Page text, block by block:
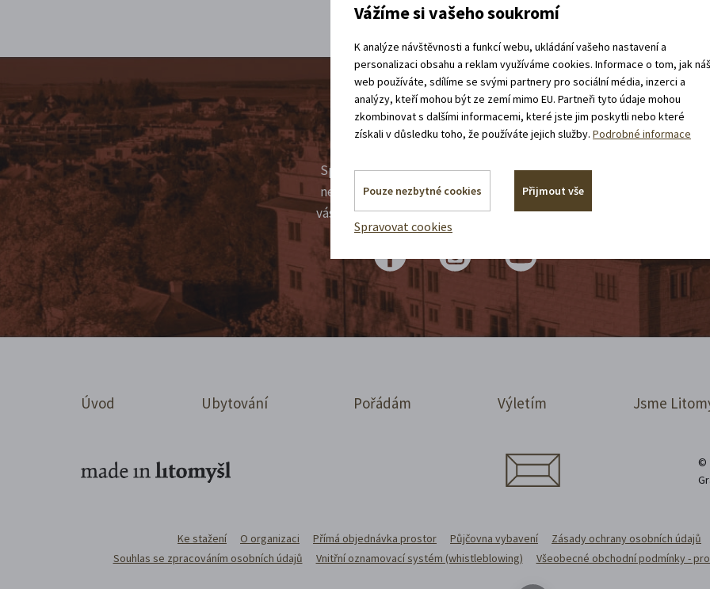
Sledujte nás na sítích!
Spravujeme sice historické památky, ale zprávy
nepíšeme brkem u svíček. To nejzajímavější pro
vás ťukáme do statusů a sdílíme online. Mrkněte!
Úvod Ubytování Pořádám Výletím Jsme
©
Ke stažení O organizaci Přímá objednávka prostor Půjčovna vybavení
Zásady ochrany osobních údajů
Souhlas se zpracováním osobních údajů
Vnitřní oznamovací systém (whistleblowing) Všeobecné obchodní podmínky -
Vážíme si vašeho soukromí
K analýze návštěvnosti a funkcí webu, ukládání vašeho nastavení a
personalizaci obsahu a reklam využíváme cookies. Informace o tom, jak
web používáte, sdílíme se svými partnery pro sociální média, inzerci a
analýzy, kteří mohou být ze zemí mimo EU. Partneři tyto údaje mohou
zkombinovat s dalšími informacemi, které jste jim poskytli nebo které
získali v důsledku toho, že používáte jejich služby.Podrobné informace
Pouze nezbytné cookies Přijmout vše
Spravovat cookies